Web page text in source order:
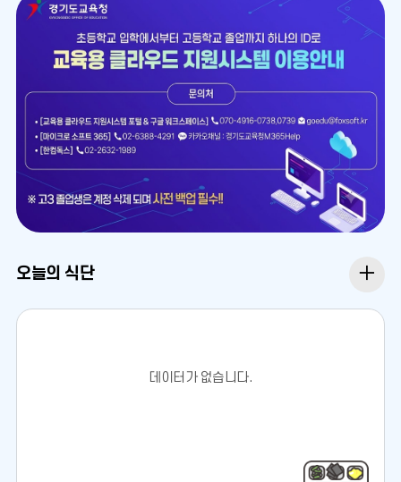
이
전
존
지
다
오늘의 식단
데이터가 없습니다.
늘